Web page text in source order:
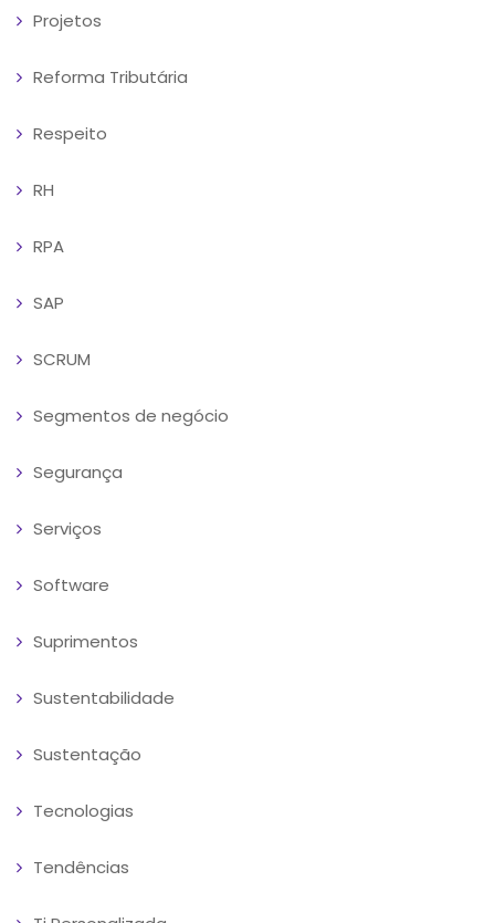
Projetos
Reforma Tributária
Respeito
RH
RPA
SAP
SCRUM
Segmentos de negócio
Segurança
Serviços
Software
Suprimentos
Sustentabilidade
Sustentação
Tecnologias
Tendências